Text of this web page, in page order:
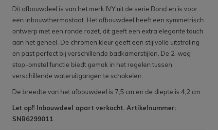
Dit afbouwdeel is van het merk IVY uit de serie Bond en is voor
een inbouwthermostaat. Het afbouwdeel heeft een symmetrisch
ontwerp met een ronde rozet, dit geeft een extra elegante touch
aan het geheel. De chromen kleur geeft een stijlvolle uitstraling
en past perfect bij verschillende badkamerstijlen. De 2-weg
stop-omstel functie biedt gemak in het regelen tussen
verschillende wateruitgangen te schakelen.
De breedte van het afbouwdeel is 7,5 cm en de diepte is 4,2 cm.
Let op!! Inbouwdeel apart verkocht. Artikelnummer:
SNB6299011